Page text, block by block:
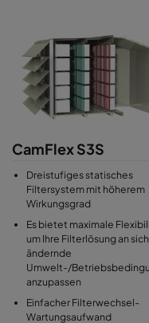
CamFlex S3S
Dreistufiges statisches
Filtersystem mit höherem
Wirkungsgrad
Es bietet maximale
um Ihre Filterlösung an sich
ändernde
Umwelt-/
anzupassen
Einfacher Filterwechsel-
Wartungsaufwand